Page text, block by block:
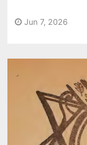
Jun 7, 2026